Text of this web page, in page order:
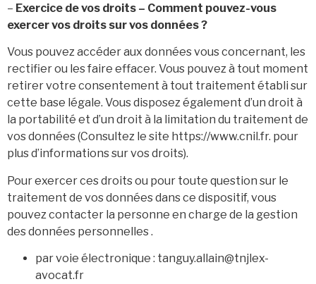
– Exercice de vos droits – Comment pouvez-vous
exercer vos droits sur vos données ?
Vous pouvez accéder aux données vous concernant, les
rectifier ou les faire effacer. Vous pouvez à tout moment
retirer votre consentement à tout traitement établi sur
cette base légale. Vous disposez également d’un droit à
la portabilité et d’un droit à la limitation du traitement de
vos données (Consultez le site https://www.cnil.fr. pour
plus d’informations sur vos droits).
Pour exercer ces droits ou pour toute question sur le
traitement de vos données dans ce dispositif, vous
pouvez contacter la personne en charge de la gestion
des données personnelles .
par voie électronique : tanguy.allain@tnjlex-
avocat.fr